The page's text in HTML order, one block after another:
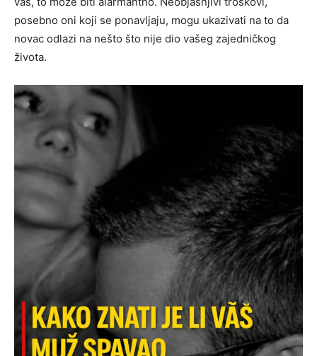
posebno oni koji se ponavljaju, mogu ukazivati na to da
novac odlazi na nešto što nije dio vašeg zajedničkog
života.